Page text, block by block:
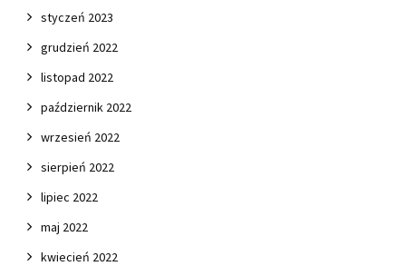
styczeń 2023
grudzień 2022
listopad 2022
październik 2022
wrzesień 2022
sierpień 2022
lipiec 2022
maj 2022
kwiecień 2022